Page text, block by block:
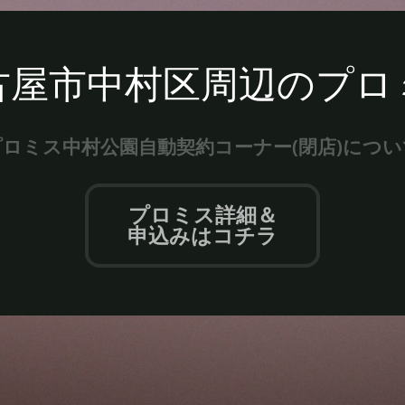
屋市中村区周辺のプロ
ミス中村公園自動契約コーナー(閉店)につ
プロミス詳細＆
申込みはコチラ